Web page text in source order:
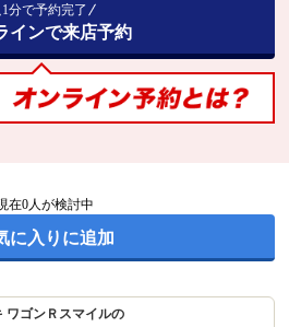
1分で予約完了
インで来店予約
在0人が検討中
に入りに追加
ワゴンＲスマイルの